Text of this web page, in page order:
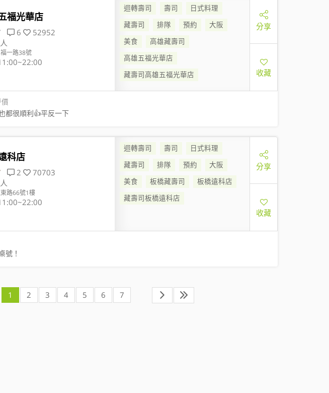
福光華店
6
52952
一路38號
迴轉壽司 壽司
日式料理
藏壽司
排隊 預約
大阪
美食
高雄藏壽司
高雄五福光華店
藏壽司高雄五福光華店
分享
收藏
都很順利👍平反一下
科店
2
70703
路66號1樓
迴轉壽司 壽司
日式料理
藏壽司
排隊 預約
大阪
美食
板橋藏壽司
板橋遠科店
藏壽司板橋遠科店
分享
收藏
號！
1 2 3 4 5 6 7